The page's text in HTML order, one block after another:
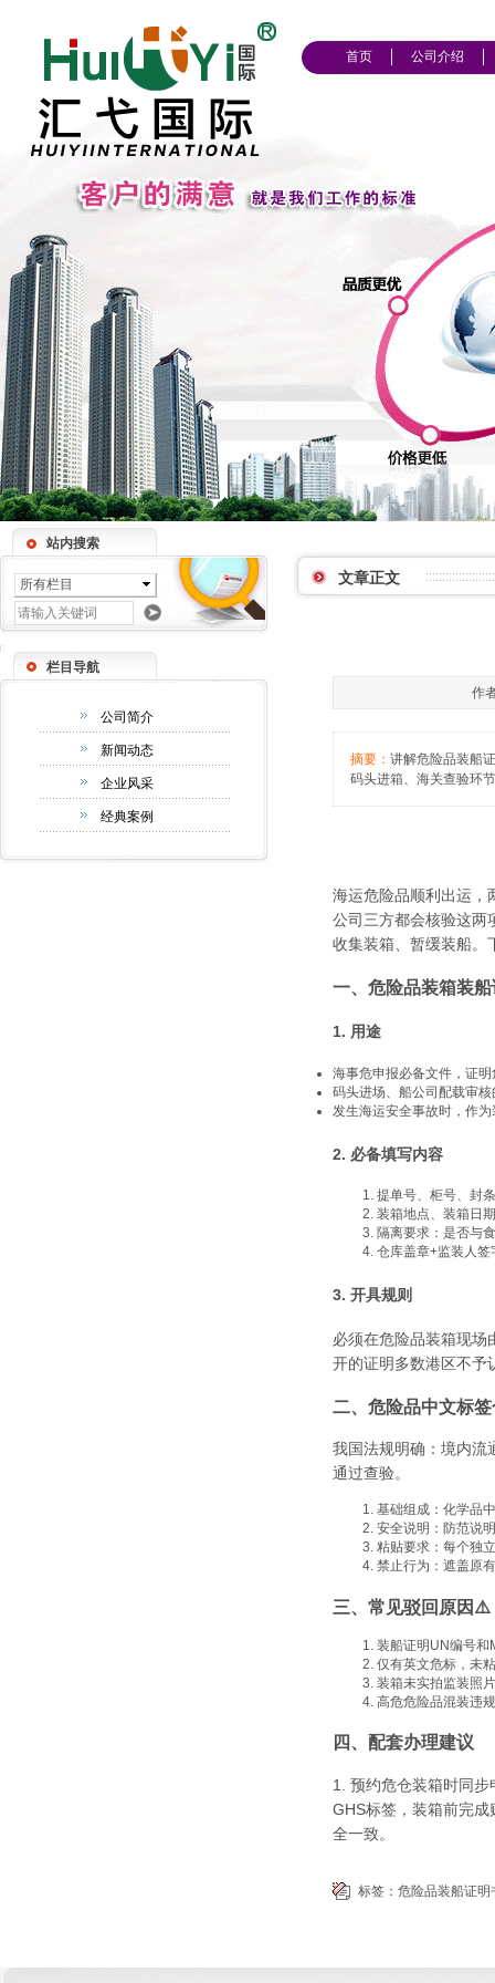
首页 公司介绍
站内搜索
所有栏目
栏目导航
公司简介
新闻动态
企业风采
经典案例
文章正文
作
摘要： 讲解危险品装船
码头进箱、海关查验环
海运危险品顺利出运，
公司三方都会核验这两
收集装箱、暂缓装船。
一、危险品装箱装
1. 用途
海事危申报必备文件，证
码头进场、船公司配载审
发生海运安全事故时，作
2. 必备填写内容
提单号、柜号、封
装箱地点、装箱日
隔离要求：是否与
仓库盖章+监装人签
3. 开具规则
必须在危险品装箱现场
开的证明多数港区不予
二、危险品中文标
我国法规明确：境内流
通过查验。
基础组成：化学品
安全说明：防范说
粘贴要求：每个独
禁止行为：遮盖原
三、常见驳回原因⚠️
装船证明UN编号和
仅有英文危标，未
装箱未实拍监装照
高危危险品混装违
四、配套办理建议
1. 预约危仓装箱时同
GHS标签，装箱前完
全一致。
标签： 危险品装船证明